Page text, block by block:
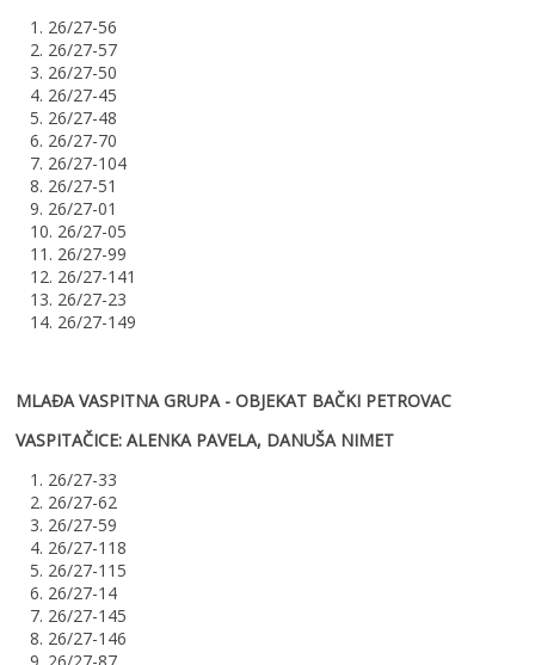
1. 26/27-56
2. 26/27-57
3. 26/27-50
4. 26/27-45
5. 26/27-48
6. 26/27-70
7. 26/27-104
8. 26/27-51
9. 26/27-01
10. 26/27-05
11. 26/27-99
12. 26/27-141
13. 26/27-23
14. 26/27-149
MLAĐA VASPITNA GRUPA - OBJEKAT BAČKI PETROVAC
VASPITAČICE: ALENKA PAVELA, DANUŠA NIMET
1. 26/27-33
2. 26/27-62
3. 26/27-59
4. 26/27-118
5. 26/27-115
6. 26/27-14
7. 26/27-145
8. 26/27-146